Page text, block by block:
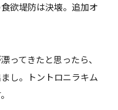
欲堤防は決壊。追加オ
ってきたと思ったら、
し。トントロニラキム